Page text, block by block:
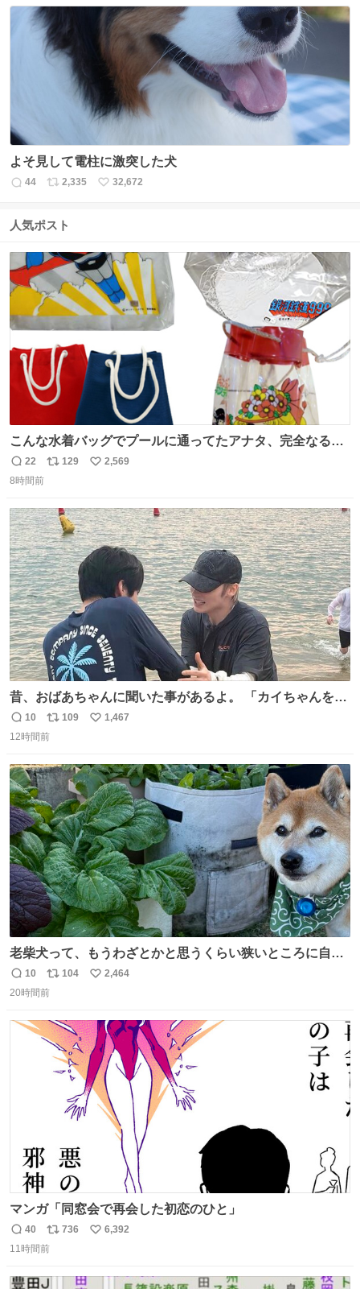
数
ス
ト
数
ね
よそ見して電柱に激突した犬
返
数
44
リ
ス
数
2,335
い
32,672
人気ポスト
こんな水着バッグでプールに通ってたアナタ、完全なる同
世代（笑） #70年代 #80年代 #昭和レトロ
返
信
22
リ
ト
数
129
い
数
2,569
8時間前
昔、おばあちゃんに聞いた事があるよ。 「カイちゃんをい
じめると、アイツが海から上がって来るぞ。」って。
返
信
10
リ
ポ
ト
数
109
い
数
1,467
12時間前
老柴犬って、もうわざとかと思うくらい狭いところに自ら
はまりにいくじゃないですか？ 今朝ガーデニングしてる飼
い主の間にはまってきて、最高に可愛かった♥️
返
信
10
リ
ポ
ト
数
104
い
数
2,464
20時間前
マンガ「同窓会で再会した初恋のひと」
返
信
40
リ
ポ
736
い
6,392
11時間前